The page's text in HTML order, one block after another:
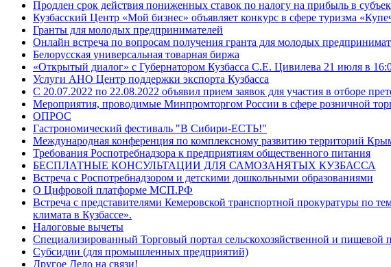
Продлен срок действия пониженных ставок по налогу на прибыль в
Кузбасский Центр «Мой бизнес» объявляет конкурс в сфере туризма
Гранты для молодых предпринимателей
Онлайн встреча по вопросам получения гранта для молодых
Белорусская универсальная товарная биржа
«Открытый диалог» с Губернатором Кузбасса С.Е. Цивилева 21 июля в
Услуги АНО Центр поддержки экспорта Кузбасса
С 20.07.2022 по 22.08.2022 объявил прием заявок для участия в отборе
Мероприятия, проводимые Минпромторгом России в сфере розничной
ОПРОС
Гастрономический фестиваль "В Сибири-ЕСТЬ!"
Международная конференция по комплексному развитию территорий
Требования Роспотребнадзора к предприятиям общественного питания
БЕСПЛАТНЫЕ КОНСУЛЬТАЦИИ ДЛЯ САМОЗАНЯТЫХ КУЗБАССА
Встреча с Роспотребнадзором и детскими дошкольными образованиями
О Цифровой платформе МСП.РФ
Встреча с представителями Кемеровской транспортной прокуратуры по
климата в Кузбассе».
Налоговые вычеты
Специализированный Торговый портал сельскохозяйственной и пищевой
Субсидии (для промышленных предприятий)
Другое Дело на связи!